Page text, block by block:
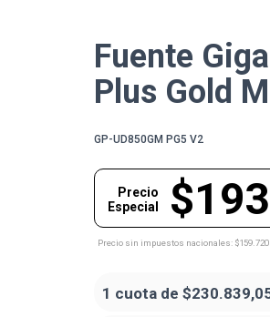
Fuente
Plus Gold
GP-UD850GM PG5 V2
Precio
Especial
Precio sin impuestos nacionales: $159.720
1 cuota de